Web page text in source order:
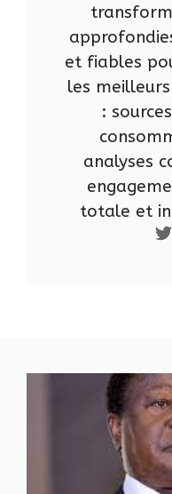
et fiables
les
:
analyses
totale et